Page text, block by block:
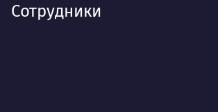
Сотрудники